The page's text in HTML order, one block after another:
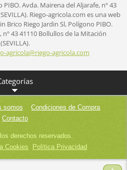
PIBO.Avda. Mairena del Aljarafe, nº 43
Riego-agricola.com es una web
Brico Riego Jardin Sl,Polígono PIBO.
nº 4341110 Bollullos de la Mitación
(SEVILLA).
agricola@riego-agricola.com
somos
Condiciones de Compra
Contacto
derechos reservados.
Cookies Política Privacidad